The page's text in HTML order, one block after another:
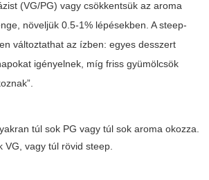
(VG/PG) vagy csökkentsük az aroma
növeljük 0.5-1% lépésekben. A steep-
változtathat az ízben: egyes desszert
igényelnek, míg friss gyümölcsök
túl sok PG vagy túl sok aroma okozza.
VG, vagy túl rövid steep.